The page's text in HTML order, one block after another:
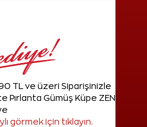
TL ve üzeri Siparişinizle
Pırlanta Gümüş Küpe ZEN'den
görmek için tıklayın.